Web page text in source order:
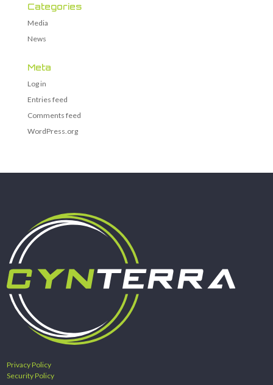
Categories
Media
News
Meta
Log in
Entries feed
Comments feed
WordPress.org
Privacy Policy
Security Policy